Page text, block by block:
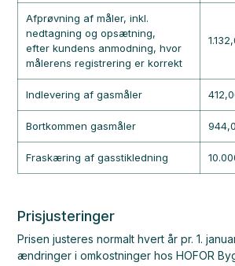
Afprøvning af måler, inkl.
nedtagning og opsætning,
efter kundens anmodning, hvor
målerens registrering er korrekt
Indlevering af gasmåler
Bortkommen gasmåler
Fraskæring af gasstikledning
Prisjusteringer
Prisen justeres normalt hvert år pr. 1.
ændringer i omkostninger hos HOFOR